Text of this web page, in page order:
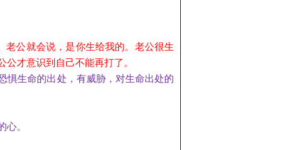
老公就会说，是你生给我的。老公很生
公才意识到自己不能再打了。
惧生命的出处，有威胁，对生命出处的
心。